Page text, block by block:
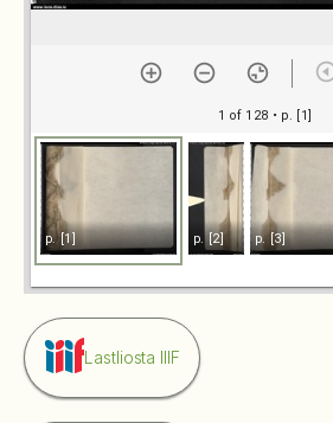
1 of 128 • p. [1]
p. [1] p. [2] p. [3]
Lastliosta IIIF